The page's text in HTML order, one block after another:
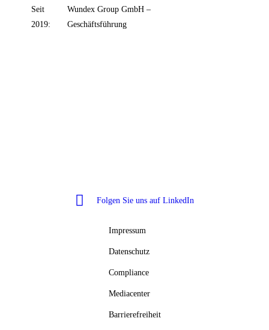
Seit
2019:
Wundex Group GmbH –
Geschäftsführung
Folgen Sie uns auf LinkedIn
Impressum
Datenschutz
Compliance
Mediacenter
Barrierefreiheit